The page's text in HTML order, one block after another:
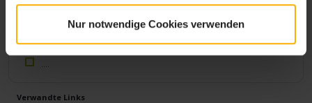
Nur notwendige Cookies verwenden
Buchen Sie nach Möglichkeit nicht am Wochenende
Planen Sie Ihr Wellness Programm schon vorher
Verwandte Links